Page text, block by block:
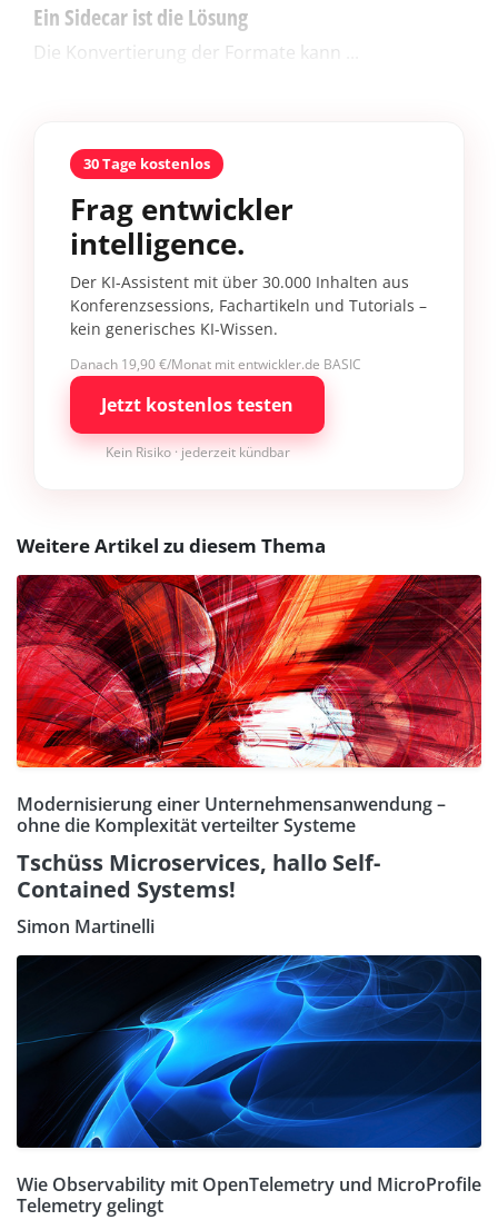
Ein Sidecar ist die Lösung
Die Konvertierung der Formate kann ...
30 Tage kostenlos
Frag entwickler
intelligence.
Der KI-Assistent mit über 30.000 Inhalten aus
Konferenzsessions, Fachartikeln und Tutorials –
kein generisches KI-Wissen.
Danach 19,90 €/Monat mit entwickler.de BASIC
Jetzt kostenlos testen
Kein Risiko · jederzeit kündbar
Weitere Artikel zu diesem Thema
Modernisierung einer Unternehmensanwendung –
ohne die Komplexität verteilter Systeme
Tschüss Microservices, hallo Self-
Contained Systems!
Simon Martinelli
Wie Observability mit OpenTelemetry und MicroProfile
Telemetry gelingt